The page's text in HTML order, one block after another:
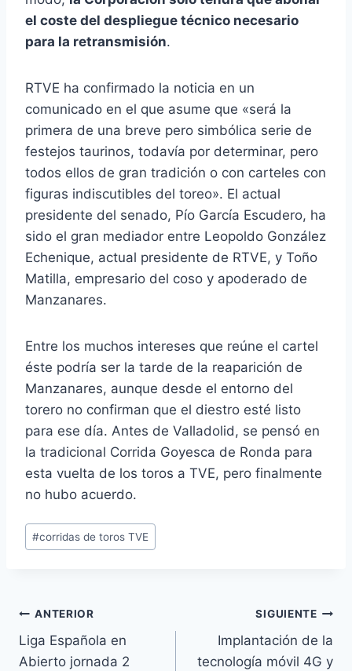
el coste del despliegue técnico necesario
para la retransmisión.
RTVE ha confirmado la noticia en un
comunicado en el que asume que «será la
primera de una breve pero simbólica serie de
festejos taurinos, todavía por determinar, pero
todos ellos de gran tradición o con carteles con
figuras indiscutibles del toreo». El actual
presidente del senado, Pío García Escudero, ha
sido el gran mediador entre Leopoldo González
Echenique, actual presidente de RTVE, y Toño
Matilla, empresario del coso y apoderado de
Manzanares.
Entre los muchos intereses que reúne el cartel
éste podría ser la tarde de la reaparición de
Manzanares, aunque desde el entorno del
torero no confirman que el diestro esté listo
para ese día. Antes de Valladolid, se pensó en
la tradicional Corrida Goyesca de Ronda para
esta vuelta de los toros a TVE, pero finalmente
no hubo acuerdo.
Etiquetas
de
#corridas de toros TVE
Navegación
de
ANTERIOR
Liga Española en
Abierto jornada 2
SIGUIENTE
Implantación de la
tecnología móvil 4G y